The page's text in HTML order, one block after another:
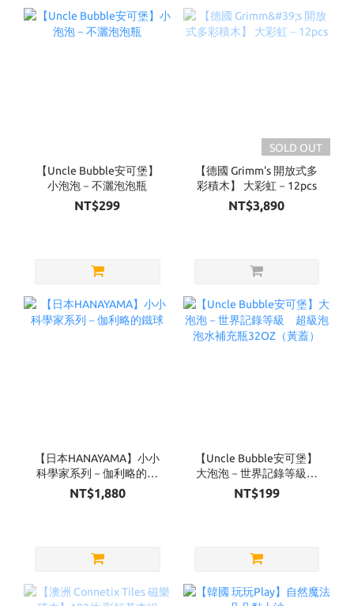
【Uncle Bubble安可堡】
小泡泡－不灑泡泡瓶
NT$299
SOLD OUT
【德國 Grimm's 開放式多
彩積木】 大彩虹－12pcs
NT$3,890
【日本HANAYAMA】小小
科學家系列－伽利略的鐵
球
NT$1,880
【Uncle Bubble安可堡】
大泡泡－世界記錄等級
超級泡泡水補充瓶
32OZ（黃蓋）
NT$199